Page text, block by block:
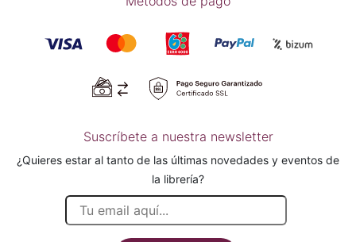
Suscríbete a nuestra newsletter
¿Quieres estar al tanto de las últimas novedades y eventos de
la librería?